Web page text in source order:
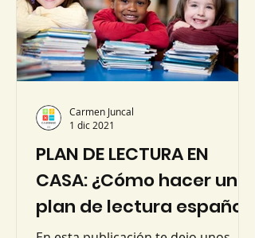
PLAN DE LECTURA EN
CASA: ¿Cómo hacer un
plan de lectura español-
inglés en 7 sencillos
Carmen Juncal
1 dic 2021